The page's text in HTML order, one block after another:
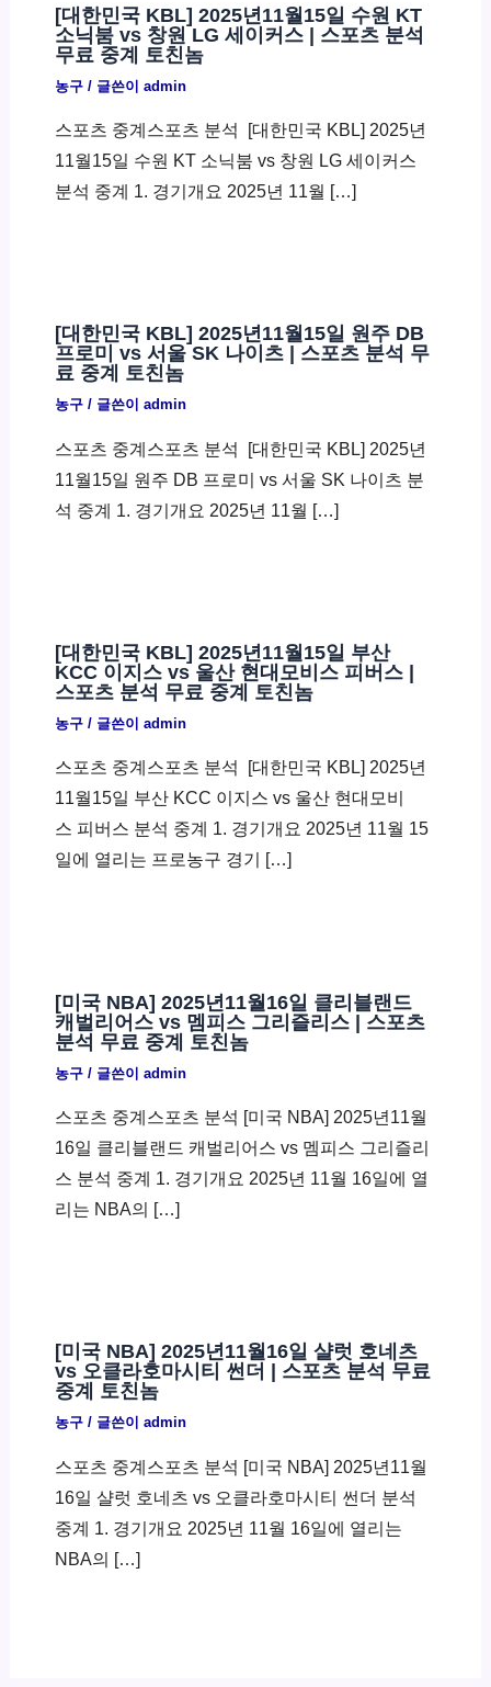
[대한민국 KBL] 2025년11월15일 수원 KT
소닉붐 vs 창원 LG 세이커스 | 스포츠 분석
무료 중계 토친놈
농구/ 글쓴이 admin
스포츠 중계스포츠 분석 ​ [대한민국 KBL] 2025년
11월15일 수원 KT 소닉붐 vs 창원 LG 세이커스
분석 중계 1. 경기개요 2025년 11월 […]
[대한민국 KBL] 2025년11월15일 원주 DB
프로미 vs 서울 SK 나이츠 | 스포츠 분석 무
료 중계 토친놈
농구/ 글쓴이 admin
스포츠 중계스포츠 분석 ​ [대한민국 KBL] 2025년
11월15일 원주 DB 프로미 vs 서울 SK 나이츠 분
석 중계 1. 경기개요 2025년 11월 […]
[대한민국 KBL] 2025년11월15일 부산
KCC 이지스 vs 울산 현대모비스 피버스 |
스포츠 분석 무료 중계 토친놈
농구/ 글쓴이 admin
스포츠 중계스포츠 분석 ​ [대한민국 KBL] 2025년
11월15일 부산 KCC 이지스 vs 울산 현대모비
스 피버스 분석 중계 1. 경기개요 2025년 11월 15
일에 열리는 프로농구 경기 […]
[미국 NBA] 2025년11월16일 클리블랜드
캐벌리어스 vs 멤피스 그리즐리스 | 스포츠
분석 무료 중계 토친놈
농구/ 글쓴이 admin
스포츠 중계스포츠 분석 [미국 NBA] 2025년11월
16일 클리블랜드 캐벌리어스 vs 멤피스 그리즐리
스 분석 중계 1. 경기개요 2025년 11월 16일에 열
리는 NBA의 […]
[미국 NBA] 2025년11월16일 샬럿 호네츠
vs 오클라호마시티 썬더 | 스포츠 분석 무료
중계 토친놈
농구/ 글쓴이 admin
스포츠 중계스포츠 분석 [미국 NBA] 2025년11월
16일 샬럿 호네츠 vs 오클라호마시티 썬더 분석
중계 1. 경기개요 2025년 11월 16일에 열리는
NBA의 […]